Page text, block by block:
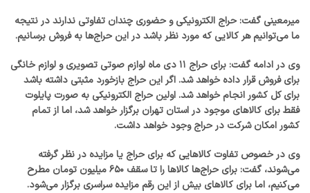
میرمعینی گفت: حراج الکترونیکی و حضوری چندان تفاوتی ندارند در نتیجه
ما می‌توانیم هر کالایی که مورد نظر باشد در این حراج‌ها به فروش برسانیم.
وی در ادامه گفت: برای حراج ۱۱ دی ماه لوازم صوتی تصویری و لوازم خانگی
برای فروش قرار داده خواهد شد. اگر این حراج بازخورد مثبتی داشته باشد
برای کل کشور انجام خواهد شد. اولین حراج الکترونیکی به صورت پایلوت
فقط برای کالا‌های موجود در استان تهران برگزار خواهد شد، اما از تمام
کشور امکان شرکت در حراج وجود خواهد داشت.
وی در خصوص تفاوت کالا‌هایی که برای حراج یا مزایده در نظر گرفته
می‌شوند، گفت: برای حراج‌ها کالا‌ها را تا سقف ۶۵۰ میلیون تومان مطرح
می‌کنیم، اما برای کالا‌های بیش از این رقم مزایده سراسری برگزار می‌شود.